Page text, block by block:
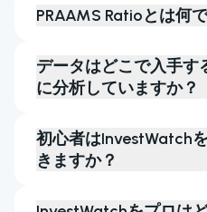
PRAAMS Ratioとは何
データはどこで入手す
に分析していますか？
初心者はInvestWatch
きますか？